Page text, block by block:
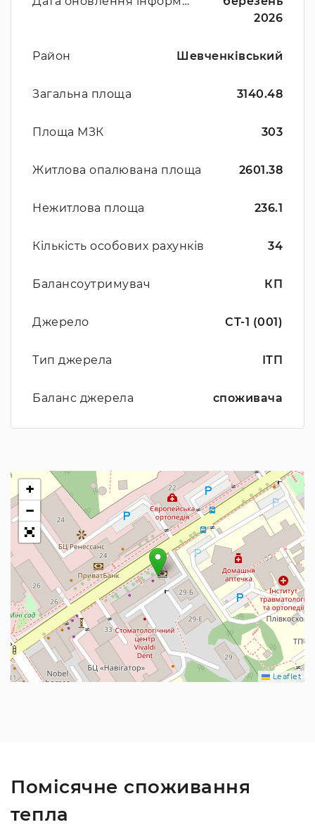
2026
Район Шевченківський
Загальна площа 3140.48
Площа МЗК 303
Житлова опалювана площа 2601.38
Нежитлова площа 236.1
Кількість особових рахунків 34
Балансоутримувач КП
Джерело СТ-1 (001)
Тип джерела ІТП
Баланс джерела споживача
+
−
Leaflet
Помісячне споживання
тепла